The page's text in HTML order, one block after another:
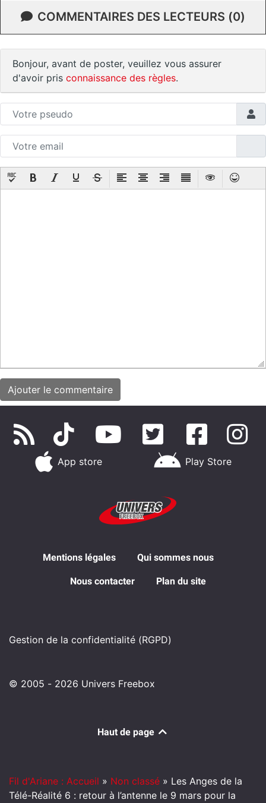
COMMENTAIRES DES LECTEURS (0)
Bonjour, avant de poster, veuillez vous assurer
d'avoir pris connaissance des règles.
App store Play Store
Mentions légales Qui sommes nous
Nous contacter Plan du site
Gestion de la confidentialité (RGPD)
© 2005 - 2026 Univers Freebox
Haut de page
Fil d'Ariane : Accueil » Non classé » Les Anges de la
Télé-Réalité 6 : retour à l’antenne le 9 mars pour la